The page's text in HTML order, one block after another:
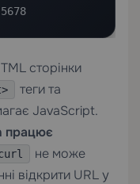
сторінки
теги та
JavaScript.
працює
не може
відкрити URL у